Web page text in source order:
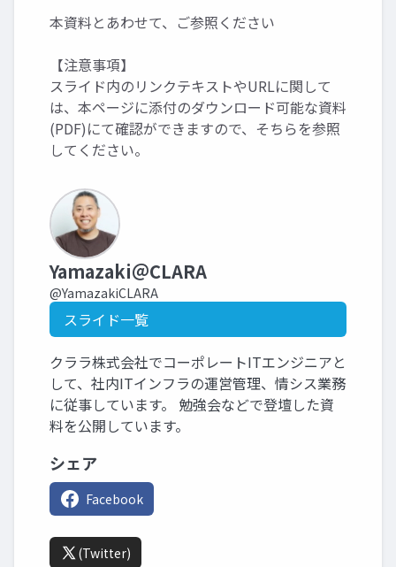
本資料とあわせて、ご参照ください
【注意事項】
スライド内のリンクテキストやURLに関して
は、本ページに添付のダウンロード可能な資料
(PDF)にて確認ができますので、そちらを参照
してください。
Yamazaki＠CLARA
@YamazakiCLARA
スライド一覧
クララ株式会社でコーポレートITエンジニアと
して、社内ITインフラの運営管理、情シス業務
に従事しています。 勉強会などで登壇した資
料を公開しています。
シェア
Facebook
(Twitter)